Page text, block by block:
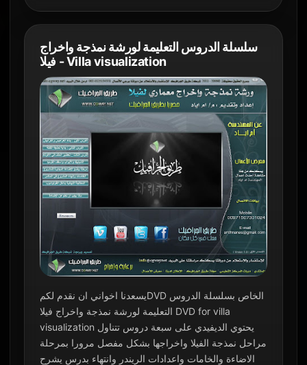
سلسلة الدروس التعليمة لورشة نمذجة واخراج
فيلا - Villa visualization
يسعدنا اخواني ان نقدم لكمDVD الخاص بسلسلة الدروس
التعليمة لورشة نمذجة واخراج فيلا DVD for villa
visualization يحتوي الديفيدي على سبعة دروس تتناول
مراحل نمذجة الفيلا واخراجها بشكل مفصل مرورا بمرحلة
الاضاءة والخامات واعدادات الريندر وانتهاء بدرس يشرح